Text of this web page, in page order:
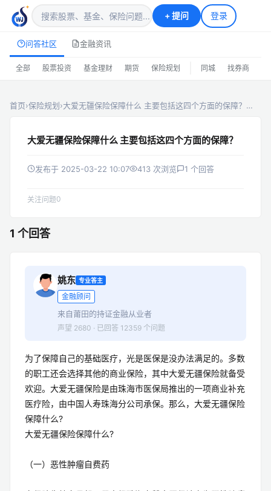
+提问 登录
问答社区 金融资讯
全部 股票投资 基金理财 期货 保险规划 同城 找券商
首页›保险规划›大爱无疆保险保障什么 主要包括这四个方面的保障？…
大爱无疆保险保障什么 主要包括这四个方面的保障？
发布于 2025-03-22 10:07 413 次浏览 1 个回答
关注问题0
1 个回答
姚东 专业答主
金融顾问
来自莆田的持证金融从业者
声望 2680 · 已回答 12359 个问题
为了保障自己的基础医疗，光是医保是没办法满足的。多数
的职工还会选择其他的商业保险，其中大爱无疆保险就备受
欢迎。大爱无疆保险是由珠海市医保局推出的一项商业补充
医疗险，由中国人寿珠海分公司承保。那么，大爱无疆保险
保障什么?
大爱无疆保险保障什么?
（一）恶性肿瘤自费药